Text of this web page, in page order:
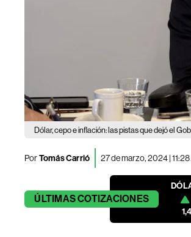
Dólar, cepo e inflación: las pistas que dejó el
PorTomás Carrió 27 de marzo, 2024 |
ÚLTIMASCOTIZACIONES